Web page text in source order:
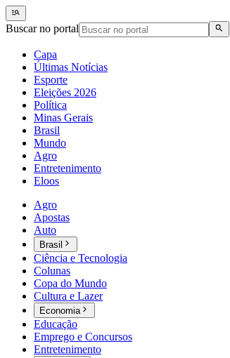
Buscar no portal
Capa
Últimas Notícias
Esporte
Eleições 2026
Política
Minas Gerais
Brasil
Mundo
Agro
Entretenimento
Eloos
Agro
Apostas
Auto
Brasil
Ciência e Tecnologia
Colunas
Copa do Mundo
Cultura e Lazer
Economia
Educação
Emprego e Concursos
Entretenimento